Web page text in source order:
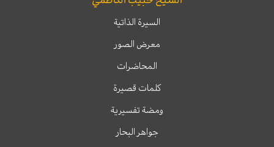
السيرة الذاتية
معرض الصور
المحاضرات
كلمات قصيرة
ومضة تفسيرية
جواهر البحار